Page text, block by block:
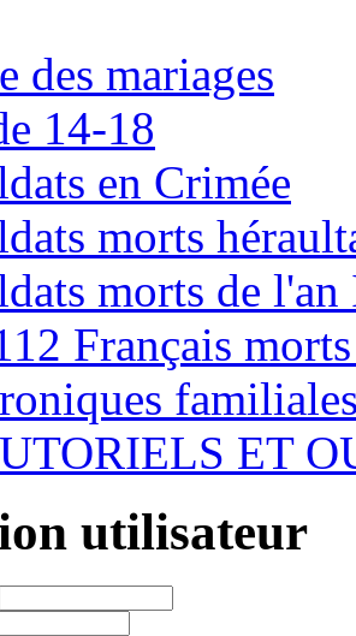
des mariages
14-18
en Crimée
morts
morts de
Français
ET
utilisateur